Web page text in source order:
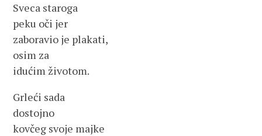
Sveca staroga
peku oči jer
zaboravio je plakati,
osim za
idućim životom.
Grleći sada
dostojno
kovčeg svoje majke